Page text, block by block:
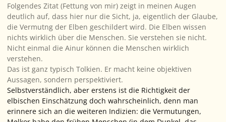
Folgendes Zitat (Fettung von mir) zeigt in meinen Augen
deutlich auf, dass hier nur die Sicht, ja, eigentlich der Glaube,
die Vermutng der Elben geschildert wird. Die Elben wissen
nichts wirklich über die Menschen. Sie verstehen sie nicht.
Nicht einmal die Ainur können die Menschen wirklich
verstehen.
Das ist ganz typisch Tolkien. Er macht keine objektiven
Aussagen, sondern perspektiviert.
Selbstverständlich, aber erstens ist die Richtigkeit der
elbischen Einschätzung doch wahrscheinlich, denn man
erinnere sich an die weiteren Indizien: die Vermutungen,